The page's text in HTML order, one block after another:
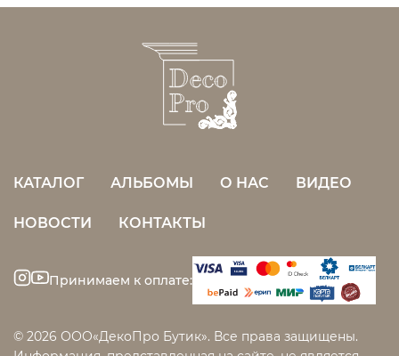
КАТАЛОГ АЛЬБОМЫ О НАС ВИДЕО
НОВОСТИ КОНТАКТЫ
Принимаем к оплате:
© 2026 ООО«ДекоПро Бутик». Все права защищены.